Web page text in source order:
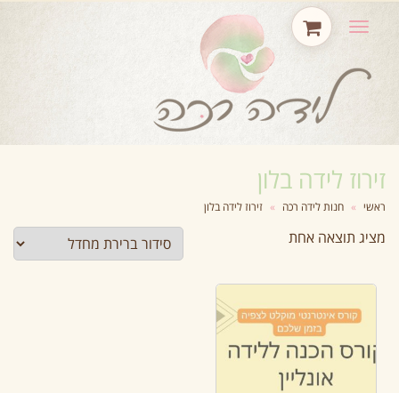
תפריט
זירוז לידה בלון
ראשי » חנות לידה רכה » זירוז לידה בלון
מציג תוצאה אחת